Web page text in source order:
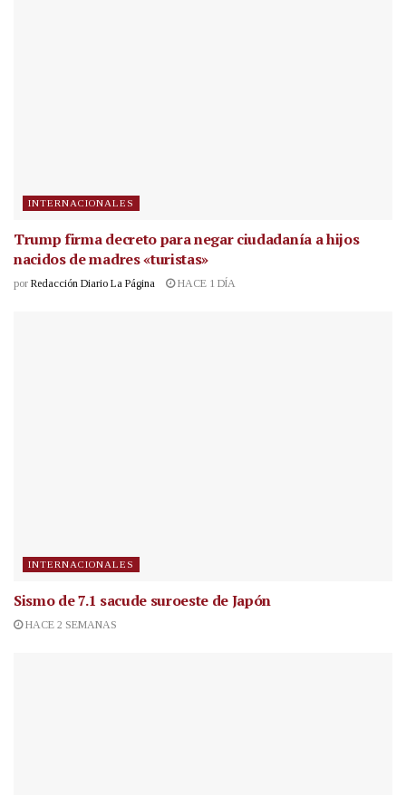
INTERNACIONALES
Trump firma decreto para negar ciudadanía a hijos
nacidos de madres «turistas»
por Redacción Diario La Página HACE 1 DÍA
INTERNACIONALES
Sismo de 7.1 sacude suroeste de Japón
HACE 2 SEMANAS